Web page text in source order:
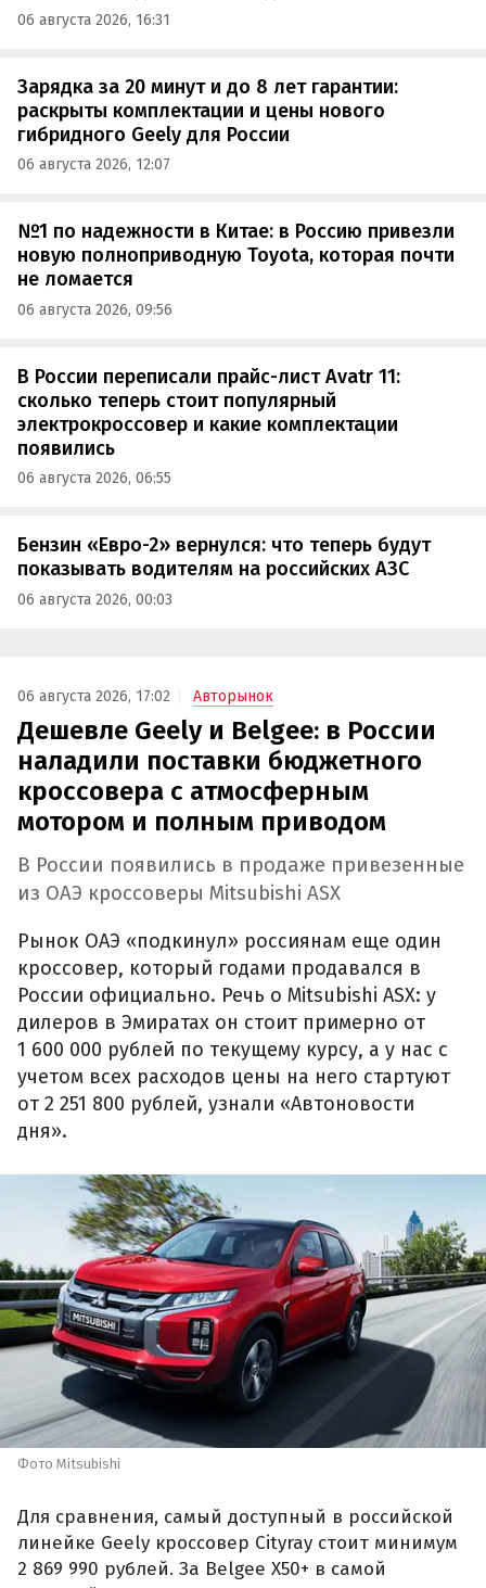
06 августа 2026, 16:31
Зарядка за 20 минут и до 8 лет гарантии:
раскрыты комплектации и цены нового
гибридного Geely для России
06 августа 2026, 12:07
№1 по надежности в Китае: в Россию привезли
новую полноприводную Toyota, которая почти
не ломается
06 августа 2026, 09:56
В России переписали прайс-лист Avatr 11:
сколько теперь стоит популярный
электрокроссовер и какие комплектации
появились
06 августа 2026, 06:55
Бензин «Евро-2» вернулся: что теперь будут
показывать водителям на российских АЗС
06 августа 2026, 00:03
06 августа 2026, 17:02 Авторынок
Дешевле Geely и Belgee: в России
наладили поставки бюджетного
кроссовера с атмосферным
мотором и полным приводом
В России появились в продаже привезенные
из ОАЭ кроссоверы Mitsubishi ASX
Рынок ОАЭ «подкинул» россиянам еще один
кроссовер, который годами продавался в
России официально. Речь о Mitsubishi ASX: у
дилеров в Эмиратах он стоит примерно от
1 600 000 рублей по текущему курсу, а у нас с
учетом всех расходов цены на него стартуют
от 2 251 800 рублей, узнали «Автоновости
дня».
Фото Mitsubishi
Для сравнения, самый доступный в российской
линейке Geely кроссовер Cityray стоит минимум
2 869 990 рублей. За Belgee X50+ в самой